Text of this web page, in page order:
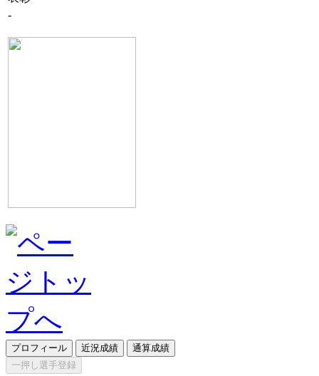
-
プロフィール 近況成績
通算成績
一押し選手登録